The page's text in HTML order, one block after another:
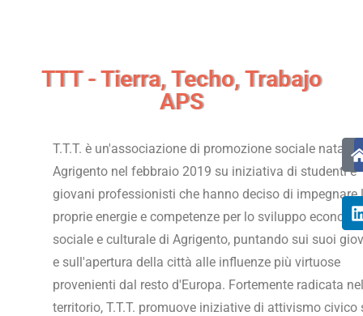
TTT - Tierra, Techo, Trabajo
APS
T.T.T. è un'associazione di promozione sociale nata ad
Agrigento nel febbraio 2019 su iniziativa di studenti e
giovani professionisti che hanno deciso di impegnare
proprie energie e competenze per lo sviluppo
sociale e culturale di Agrigento, puntando sui suoi
e sull'apertura della città alle influenze più virtuose
provenienti dal resto d'Europa. Fortemente radicata nel
territorio, T.T.T. promuove iniziative di attivismo civico